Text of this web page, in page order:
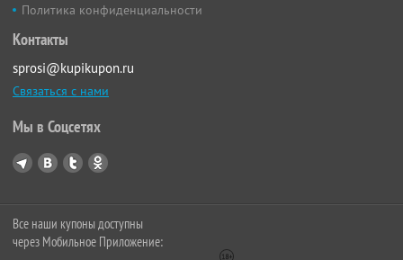
Политика конфиденциальности
Контакты
sprosi@kupikupon.ru
Связаться с нами
Мы в Соцсетях
Все наши купоны доступны
через Мобильное Приложение: